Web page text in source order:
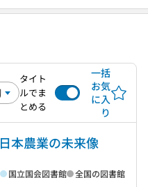
タイト
ルでま
とめる
一括
お気
に入
り
本農業の未来像
国立国会図書館 全国の図書館